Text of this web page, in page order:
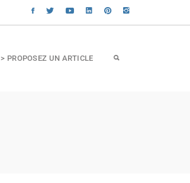
> PROPOSEZ UN ARTICLE